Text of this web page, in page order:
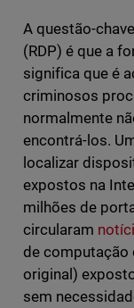
A questão-
(RDP) é que a
significa que é
criminosos
normalmente
encontrá-los.
localizar
expostos na
milhões de
circularam
de computação
original)
sem